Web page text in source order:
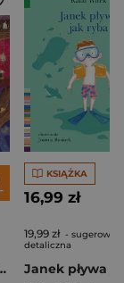
wyszukiwanka
KSIĄŻKA
16,99 zł
19,99 zł -
detaliczna